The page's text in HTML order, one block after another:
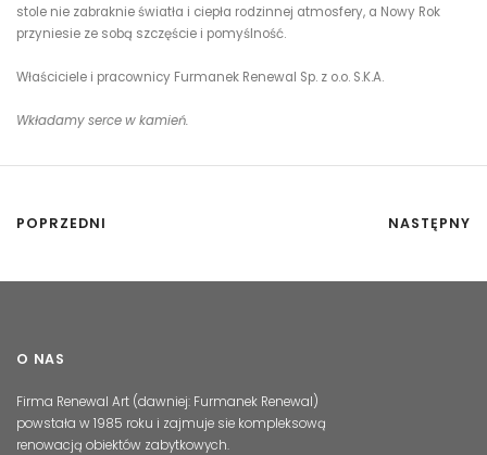
stole nie zabraknie światła i ciepła rodzinnej atmosfery, a Nowy Rok
przyniesie ze sobą szczęście i pomyślność.
Właściciele i pracownicy Furmanek Renewal Sp. z o.o. S.K.A.
Wkładamy serce w kamień.
POPRZEDNI NASTĘPNY
O NAS
Firma Renewal Art (dawniej: Furmanek Renewal)
powstała w 1985 roku i zajmuje sie kompleksową
renowacją obiektów zabytkowych.